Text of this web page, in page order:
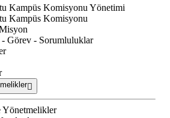
Kampüs Komisyonu Yönetimi
Kampüs Komisyonu
- Görev - Sorumluluklar
Yönetmelikler